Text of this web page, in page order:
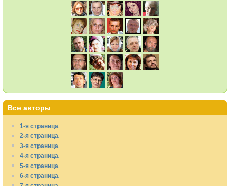
Все авторы
1-я страница
2-я страница
3-я страница
4-я страница
5-я страница
6-я страница